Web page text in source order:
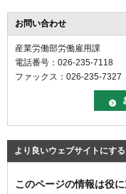
お問い合わせ
産業労働部労働雇用課
電話番号：026-235-7118
ファックス：026-235-7327
より良いウェブサイトにす
このページの情報は役